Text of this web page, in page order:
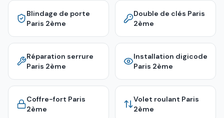
Blindage de porte
Paris 2ème
Double de clés Paris
2ème
Réparation serrure
Paris 2ème
Installation digicode
Paris 2ème
Coffre-fort Paris
2ème
Volet roulant Paris
2ème